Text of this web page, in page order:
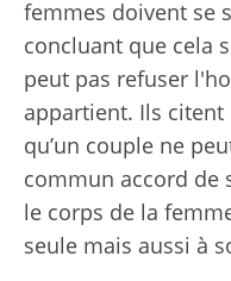
femmes doivent se
concluant que cela
peut pas refuser
appartient. Ils citent
qu’un couple ne
commun accord de
le corps de la
seule mais aussi à